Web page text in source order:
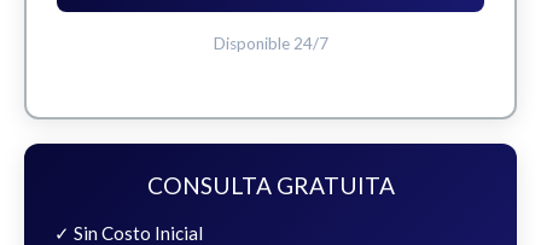
Disponible 24/7
CONSULTA GRATUITA
✓ Sin Costo Inicial